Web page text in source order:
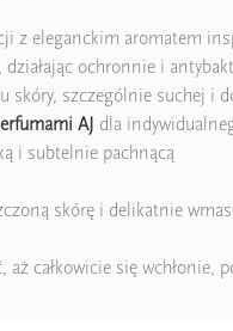
z eleganckim aromatem
ochronnie i
skóry, szczególnie suchej i
AJ dla
i subtelnie pachnącą
skórę i delikatnie
aż całkowicie się